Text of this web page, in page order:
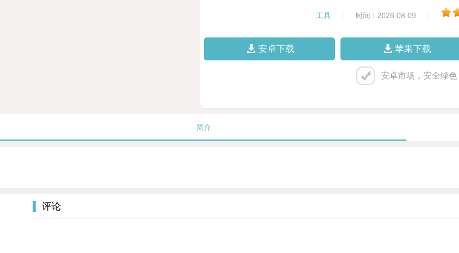
工具 时间：2026-08-09
安卓下载 苹果下载
安卓市场，安全绿色
简介
评论